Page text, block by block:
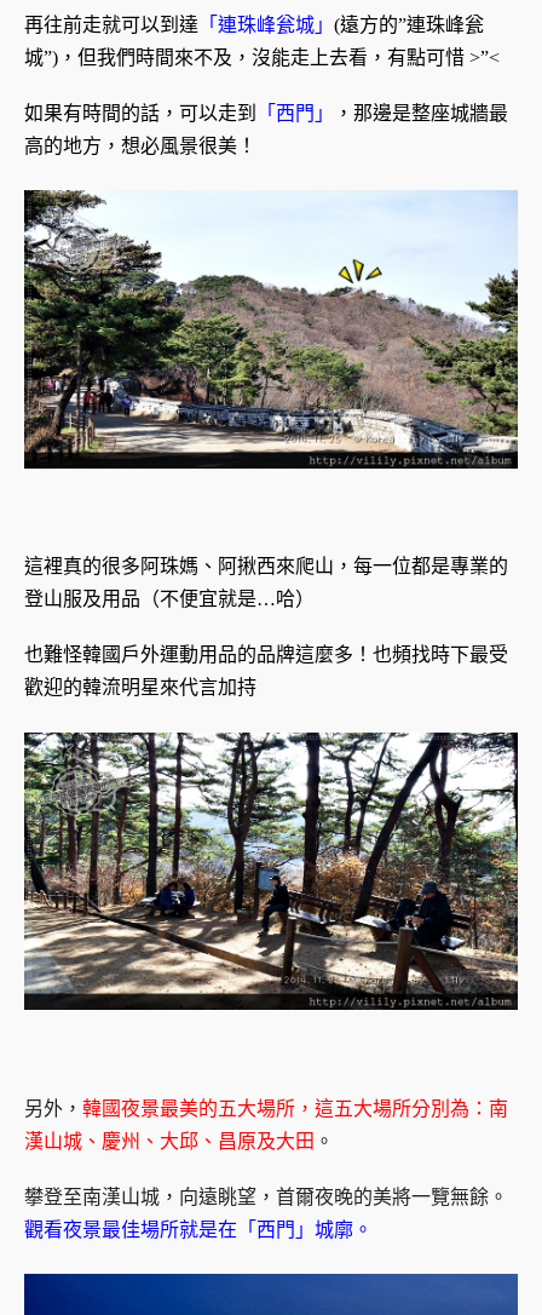
再往前走就可以到達 「連珠峰瓮城」 (遠方的”連珠峰瓮
城”)，但我們時間來不及，沒能走上去看，有點可惜 >”<
如果有時間的話，可以走到 「西門」
，那邊是整座城牆最
高的地方，想必風景很美！
這裡真的很多阿珠媽、阿揪西來爬山，每一位都是專業的
登山服及用品（不便宜就是…哈）
也難怪韓國戶外運動用品的品牌這麼多！也頻找時下最受
歡迎的韓流明星來代言加持
另外， 韓國夜景最美的五大場所，這五大場所分別為：南
漢山城、慶州、大邱、昌原及大田 。
攀登至南漢山城，向遠眺望，首爾夜晚的美將一覽無餘。
觀看夜景最佳場所就是在「西門」城廓。